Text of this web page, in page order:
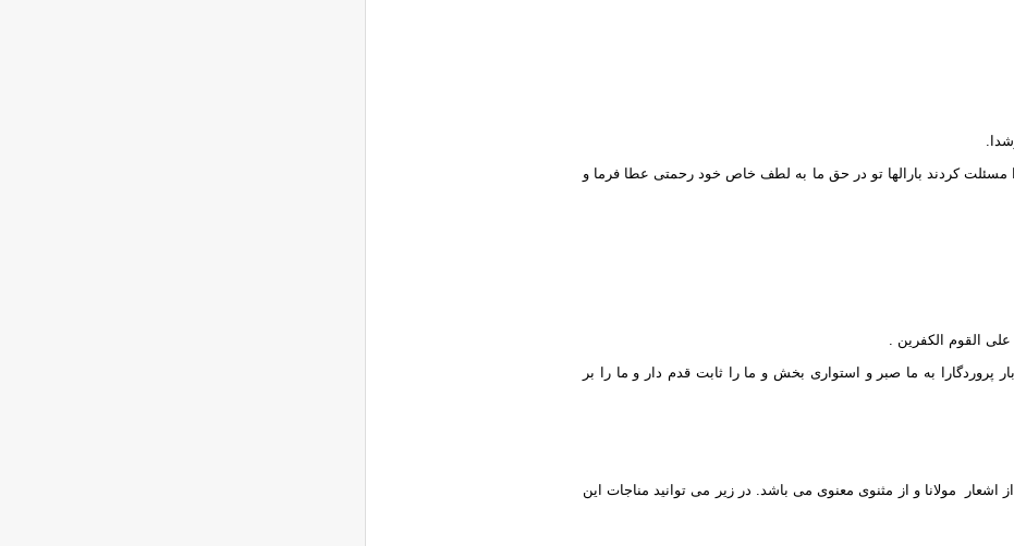
مسئلت كردند بارالها تو در حق ما به لطف خاص خود رحمتی عطا فرما و
علی القوم الكفرين .
پروردگارا به ما صبر و استواری بخش و ما را ثابت قدم دار و ما را بر
اشعار مولانا و از مثنوی معنوی می باشد. در زیر می توانید مناجات این